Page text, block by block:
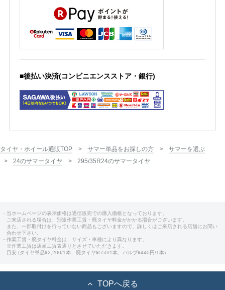
■後払い決済(コンビニエンスストア・銀行)
タイヤ・ホイール通販TOP サマー単品をお探しの方
サマーを選ぶ
24のサマータイヤ
295/35R24のサマータイヤ
・当ホームページの表示価格は通信販売での購入価格となっております。
ご来店される場合は、別途作業工賃・廃タイヤ料金がかかる場合がございます。
また、一部取付けを行っていない商品もございますので、詳しくはご来店される店舗にお問い
合わせ下さい。
・作業工賃・廃タイヤ料金は、サイズ・車種により異なります。
※作業工賃は店頭工賃表通りとさせていただきます。
目安:(タイヤ単品¥2,200/1本、廃タイヤ¥550/1本、バルブ¥440円/1本)
TOPへ戻る